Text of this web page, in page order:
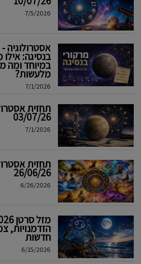
7/5/2026
אסטרולוגיה
בנסיגה: אילו
במיוחד ומה
מלעשות?
7/1/2026
תחזית
03/07/26
7/1/2026
תחזית
26/06/26
6/26/2026
הזדמנויות,
חדשות
6/15/2026